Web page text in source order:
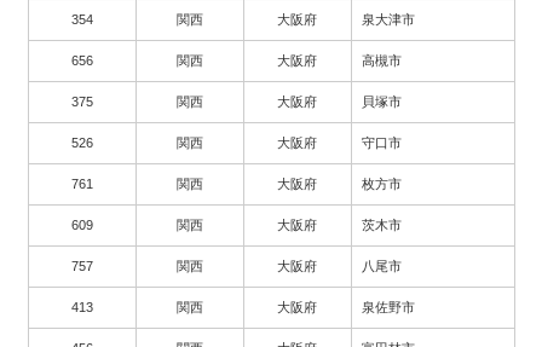
354 関西 大阪府 泉大津市
656 関西 大阪府 高槻市
375 関西 大阪府 貝塚市
526 関西 大阪府 守口市
761 関西 大阪府 枚方市
609 関西 大阪府 茨木市
757 関西 大阪府 八尾市
413 関西 大阪府 泉佐野市